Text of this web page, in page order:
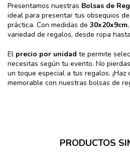
Presentamos nuestras Bolsas de
ideal para presentar tus obsequios
práctica. Con medidas de 30x20x9cm
variedad de regalos, desde ropa
El precio por unidad te permite
necesitas según tu evento. No
un toque especial a tus regalos.
memorable con nuestras bolsas de
PRODUCTOS